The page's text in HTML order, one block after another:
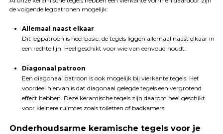
de volgende legpatronen mogelijk:
Allemaal naast elkaar
Dit legpatroon is heel basic: de tegels liggen allemaal naast elkaar in
een rechte lijn. Heel geschikt voor wie van eenvoud houdt.
Diagonaal patroon
Een diagonaal patroon is ook mogelijk bij vierkante tegels. Het
voordeel hiervan is dat diagonaal gelegde tegels een vergrotend
effect hebben. Deze keramische tegels zijn daarom heel geschikt
voor kleinere ruimtes zoals toiletten of badkamers.
Onderhoudsarme keramische tegels voor je